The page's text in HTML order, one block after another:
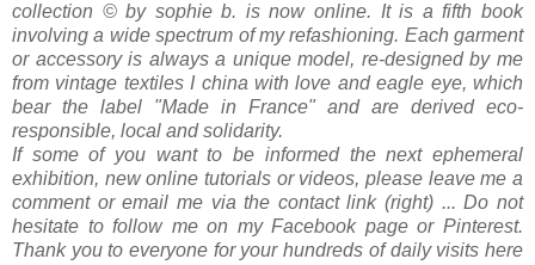
collection © by sophie b. is now online. It is a fifth book
involving a wide spectrum of my refashioning. Each garment
or accessory is always a unique model, re-designed by me
from vintage textiles I china with love and eagle eye, which
bear the label "Made in France" and are derived eco-
responsible, local and solidarity.
If some of you want to be informed the next ephemeral
exhibition, new online tutorials or videos, please leave me a
comment or email me via the contact link (right) ... Do not
hesitate to follow me on my Facebook page or Pinterest.
Thank you to everyone for your hundreds of daily visits here